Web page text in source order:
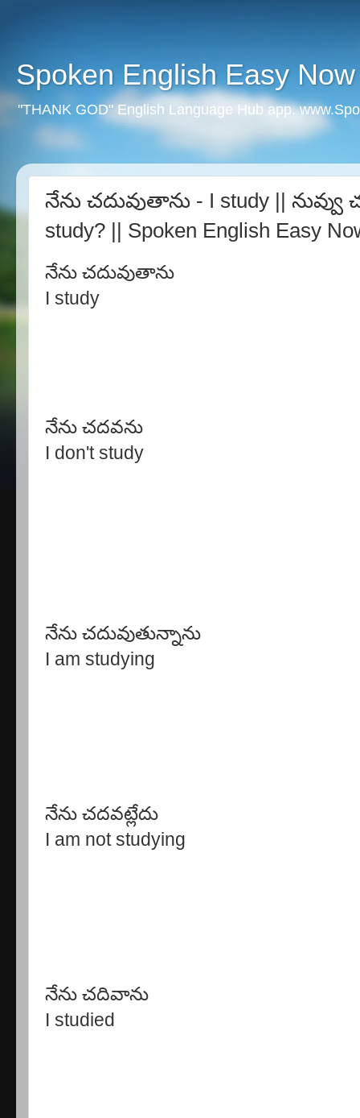
Spoken English Easy Now
"THANK GOD" English Language Hub app.
నేను చదువుతాను - I study ||
study? || Spoken English Easy
నేను చదువుతాను
I study
నేను చదవను
I don't study
నేను చదువుతున్నాను
I am studying
నేను చదవట్లేదు
I am not studying
నేను చదివాను
I studied